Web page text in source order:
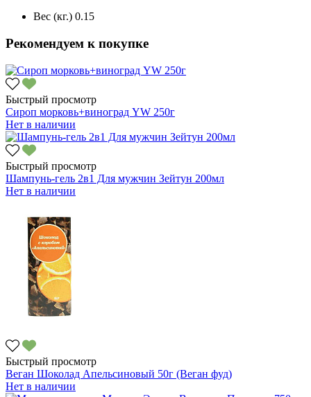
Вес (кг.) 0.15
Рекомендуем к покупке
Быстрый просмотр
Сироп морковь+виноград YW 250г
Нет в наличии
Быстрый просмотр
Шампунь-гель 2в1 Для мужчин Зейтун 200мл
Нет в наличии
Быстрый просмотр
Веган Шоколад Апельсиновый 50г (Веган фуд)
Нет в наличии